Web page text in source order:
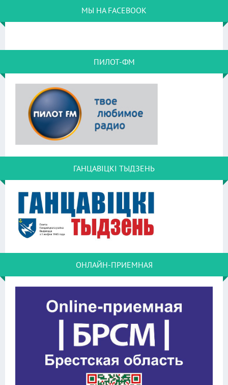
МЫ НА FACEBOOK
ПИЛОТ-ФМ
ГАНЦАВІЦКІ ТЫДЗЕНЬ
ОНЛАЙН-ПРИЕМНАЯ